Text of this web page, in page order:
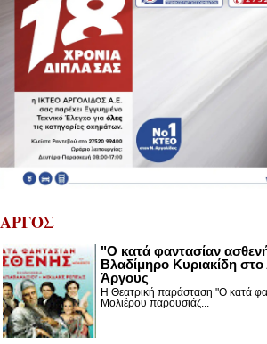
ΑΡΓΟΣ
"Ο κατά φαντασίαν
Βλαδίμηρο Κυριακίδη
Άργους
Η Θεατρική παράσταση "Ο κατά
Μολιέρου παρουσιάζ...